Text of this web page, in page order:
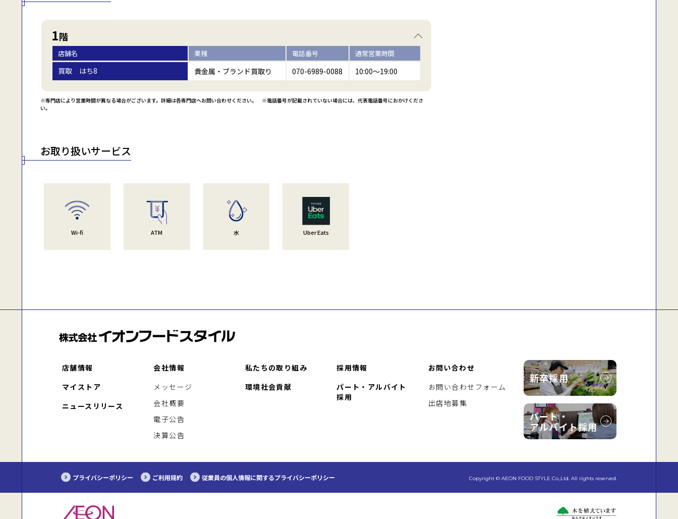
1階
店舗名 業種 電話番号 通常営業時間
買取 はち8 貴金属・ブランド買取り 070-6989-0088 10:00～19:00
※専門店により営業時間が異なる場合がございます。詳細は各専門店へお問い合わせください。 ※電話番号が記載されていない場合には、代表電話番号におかけくださ
い。
お取り扱いサービス
Wi-fi ATM 水 Uber Eats
店舗情報
マイストア
ニュースリリース
会社情報
メッセージ
会社概要
電子公告
決算公告
私たちの取り組み
環境社会貢献
採用情報
パート・アルバイト
採用
お問い合わせ
お問い合わせフォーム
出店地募集
プライバシーポリシー ご利用規約 従業員の個人情報に関するプライバシーポリシー Copyright © AEON FOOD STYLE Co.,Ltd. All rights reserved.
新卒採用
パート・
アルバイト採用